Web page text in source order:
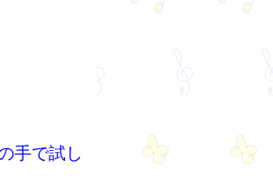
手で試し